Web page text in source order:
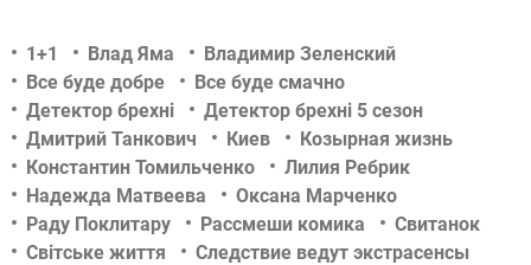
1+1 Влад Яма
Владимир Зеленский
Все буде добре
Все буде смачно
Детектор брехні
Детектор брехні 5 сезон
Дмитрий Танкович
Киев
Козырная жизнь
Константин Томильченко
Лилия Ребрик
Надежда Матвеева
Оксана Марченко
Раду Поклитару
Рассмеши комика
Свитанок
Світське життя
Следствие ведут экстрасенсы